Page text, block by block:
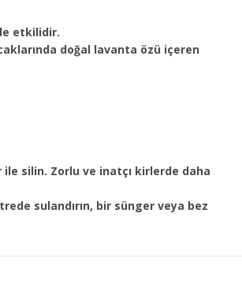
etkilidir.
doğal lavanta özü içeren
silin. Zorlu ve inatçı kirlerde daha
sulandırın, bir sünger veya bez